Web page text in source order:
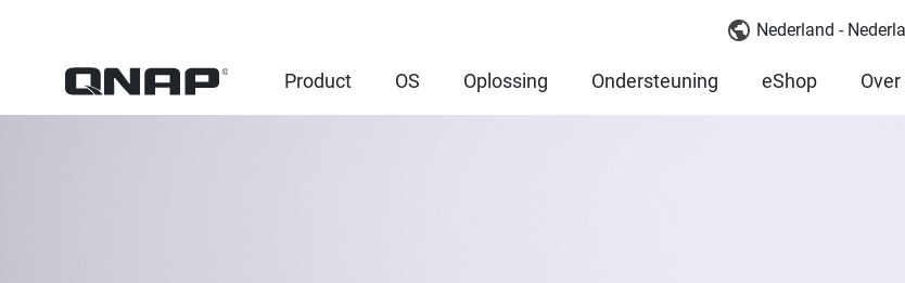
Nederland -
Product OS Oplossing Ondersteuning eShop